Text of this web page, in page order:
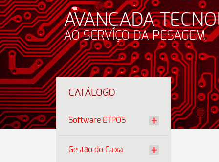
AVANÇADA
AO SERVIÇO DA PESAGEM
CATÁLOGO
Software ETPOS
Gestão do Caixa